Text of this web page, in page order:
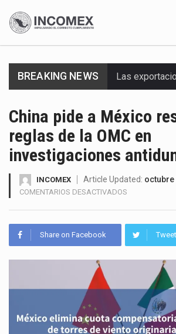
BREAKING NEWS
China pide a México
reglas de la OMC en
investigaciones
INCOMEX Article Updated: octubre
COMENTARIOS DESACTIVADOS
MÉXICO
LA
OMC
EN
Share on Facebook